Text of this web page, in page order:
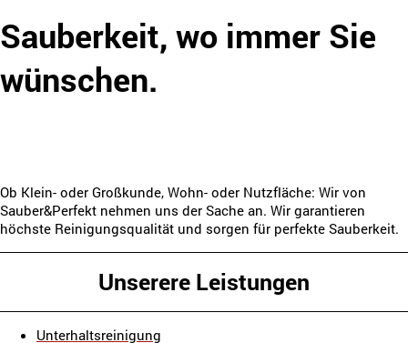
Sauberkeit, wo immer Sie
wünschen.
Ob Klein- oder Großkunde, Wohn- oder Nutzfläche: Wir von
Sauber&Perfekt nehmen uns der Sache an. Wir garantieren
höchste Reinigungsqualität und sorgen für perfekte Sauberkeit.
Unserere Leistungen
Unterhaltsreinigung